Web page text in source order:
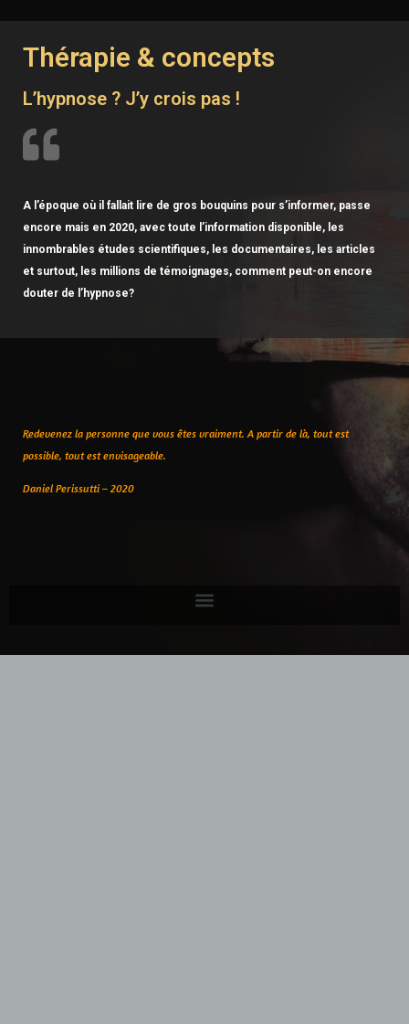
Thérapie & concepts
L’hypnose ? J’y crois pas !
A l’époque où il fallait lire de gros bouquins pour s’informer, passe
encore mais en 2020, avec toute l’information disponible, les
innombrables études scientifiques, les documentaires, les articles
et surtout, les millions de témoignages, comment peut-on encore
douter de l’hypnose?
Redevenez la personne que vous êtes vraiment. A partir de là, tout est
possible, tout est envisageable.
Daniel Perissutti – 2020